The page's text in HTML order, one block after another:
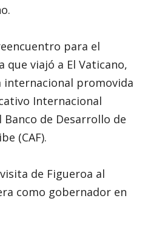
para el
que viajó a El Vaticano,
promovida
Internacional
de Desarrollo de
(CAF).
de Figueroa al
como gobernador en